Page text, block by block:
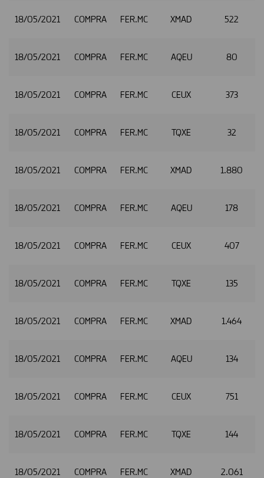
18/05/2021 COMPRA FER.MC XMAD 522
18/05/2021 COMPRA FER.MC AQEU 80
18/05/2021 COMPRA FER.MC CEUX 373
18/05/2021 COMPRA FER.MC TQXE 32
18/05/2021 COMPRA FER.MC XMAD 1.880
18/05/2021 COMPRA FER.MC AQEU 178
18/05/2021 COMPRA FER.MC CEUX 407
18/05/2021 COMPRA FER.MC TQXE 135
18/05/2021 COMPRA FER.MC XMAD 1.464
18/05/2021 COMPRA FER.MC AQEU 134
18/05/2021 COMPRA FER.MC CEUX 751
18/05/2021 COMPRA FER.MC TQXE 144
18/05/2021 COMPRA FER.MC XMAD 2.061